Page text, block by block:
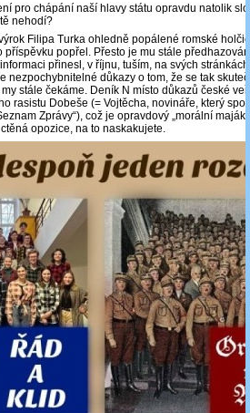
pro chápání naší hlavy státu opravdu natolik
nehodí?
Filipa Turka ohledně popálené romské
příspěvku popřel. Přesto je mu stále
přinesl, v říjnu, tuším, na svých
nezpochybnitelné důkazy o tom, že se tak
stále čekáme. Deník N místo důkazů české
rasistu Dobeše (= Vojtěcha, novináře, který
Zprávy“), což je opravdový „morální
opozice, na to naskakujete.